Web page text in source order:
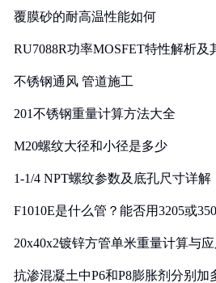
覆膜砂的耐高温性能如何
RU7088R功率MOSFET特性解析
不锈钢通风 管道施工
201不锈钢重量计算方法大全
M20螺纹大径和小径是多少
1-1/4 NPT螺纹参数及底孔尺寸详解
F1010E是什么管？能否用3205或
20x40x2镀锌方管单米重量计算与
抗渗混凝土中P6和P8膨胀剂分别加